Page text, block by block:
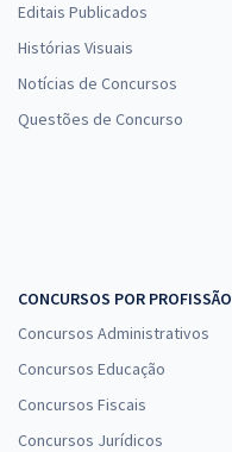
Editais Publicados
Histórias Visuais
Notícias de Concursos
Questões de Concurso
CONCURSOS POR PROFISSÃO
Concursos Administrativos
Concursos Educação
Concursos Fiscais
Concursos Jurídicos